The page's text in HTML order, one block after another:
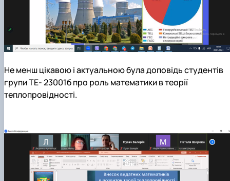
Не менш цікавою і актуальною була доповідь студентів
групи ТЕ- 23001б про роль математики в теорії
теплопровідності.